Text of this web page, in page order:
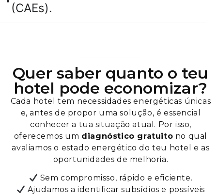
(CAEs).
Quer saber quanto o teu
hotel pode economizar?
Cada hotel tem necessidades energéticas únicas
e, antes de propor uma solução, é essencial
conhecer a tua situação atual. Por isso,
oferecemos um diagnóstico gratuito no qual
avaliamos o estado energético do teu hotel e as
oportunidades de melhoria.
Sem compromisso, rápido e eficiente.
Ajudamos a identificar subsídios e possíveis